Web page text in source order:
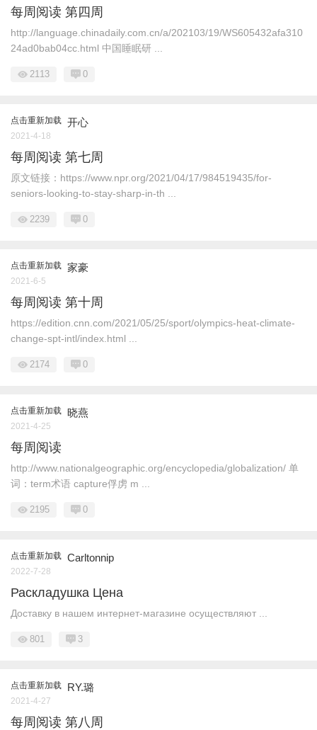
每周阅读 第四周
http://language.chinadaily.com.cn/a/202103/19/WS605432afa310
24ad0bab04cc.html 中国睡眠研 ...
2113 0
点击重新加载 开心
2021-4-18
每周阅读 第七周
原文链接：https://www.npr.org/2021/04/17/984519435/for-
seniors-looking-to-stay-sharp-in-th ...
2239 0
点击重新加载 家豪
2021-6-5
每周阅读 第十周
https://edition.cnn.com/2021/05/25/sport/olympics-heat-climate-
change-spt-intl/index.html ...
2174 0
点击重新加载 晓燕
2021-4-25
每周阅读
http://www.nationalgeographic.org/encyclopedia/globalization/ 单
词：term术语 capture俘虏 m ...
2195 0
点击重新加载 Carltonnip
2022-7-28
Раскладушка Цена
Доставку в нашем интернет-магазине осуществляют ...
801 3
点击重新加载 RY.璐
2021-4-27
每周阅读 第八周